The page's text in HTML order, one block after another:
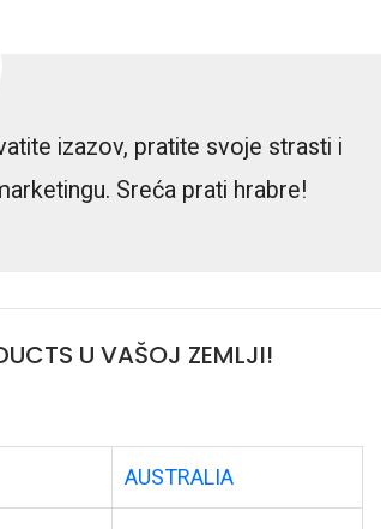
izazov, pratite svoje strasti i
Sreća prati hrabre!
U VAŠOJ ZEMLJI!
AUSTRALIA